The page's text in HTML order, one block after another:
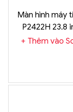
Màn hình máy
P2422H 23.8
Thêm vào